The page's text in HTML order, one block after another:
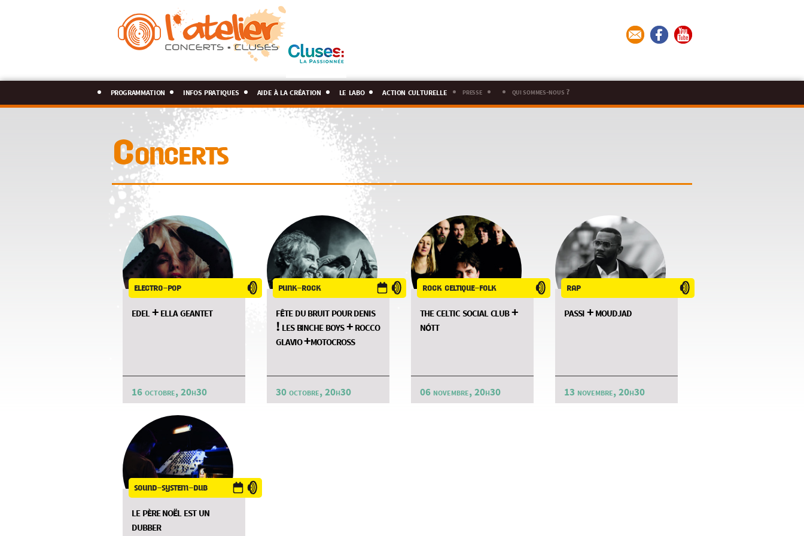
programmation infos pratiques aide à la création le labo action culturelle presse qui sommes-nous ?
Concerts
electro-pop
edel + ella geantet
16 octobre, 20h30
punk-rock
fête du bruit pour denis
! les binche boys + rocco
glavio +motocross
30 octobre, 20h30
rock celtique-folk
the celtic social club +
nótt
06 novembre, 20h30
rap
passi + moudjad
13 novembre, 20h30
sound-system-dub
le père noël est un
dubber